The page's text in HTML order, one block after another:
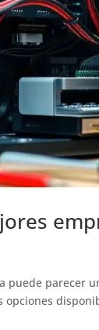
puede parecer